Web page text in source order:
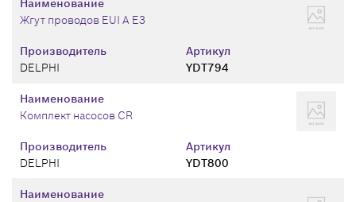
Производитель
DELPHI
Артикул
YDT794
Наименование
Жгут проводов EUI A E3
Производитель
DELPHI
Артикул
YDT800
Наименование
Комплект насосов CR
Наименование